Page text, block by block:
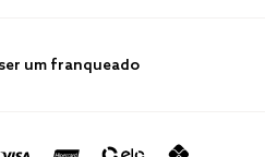
um franqueado